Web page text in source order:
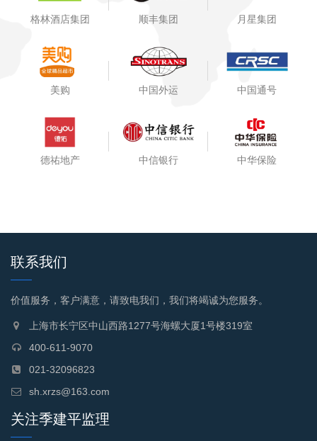
格林酒店集团 顺丰集团 月星集团
美购 中国外运 中国通号
德祐地产 中信银行 中华保险
联系我们
价值服务，客户满意，请致电我们，我们将竭诚为您服务。
上海市长宁区中山西路1277号海螺大厦1号楼319室
400-611-9070
021-32096823
sh.xrzs@163.com
关注季建平监理